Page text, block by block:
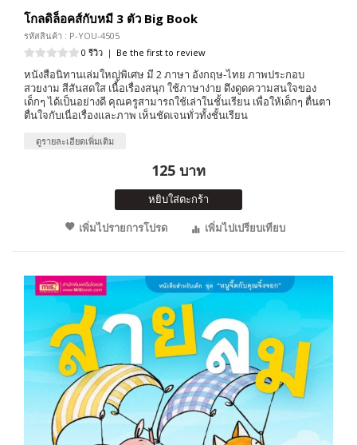
โกลดิล็อคส์กับหมี 3 ตัว Big Book
รหัสสินค้า : P-YOU-4505
0 รีวิว | Be the first to review
หนังสือนิทานเล่มใหญ่พิเศษ มี 2 ภาษา อังกฤษ-ไทย ภาพประกอบ
สวยงาม สีสันสดใส เนื้อเรื่องสนุก ใช้ภาษาง่าย ดึงดูดความสนใจของ
เด็กๆ ได้เป็นอย่างดี คุณครูสามารถใช้เล่าในชั้นเรียน เพื่อให้เด็กๆ ตื่นตา
ตื่นใจกับเนื่อเรื่องและภาพ เห็นชัดเจนทั่วทั้งชั้นเรียน
ดูรายละเอียดเพิ่มเติม
125 บาท
หยิบใส่ตะกร้า
เพิ่มไปรายการโปรด
เพิ่มไปเปรียบเทียบ